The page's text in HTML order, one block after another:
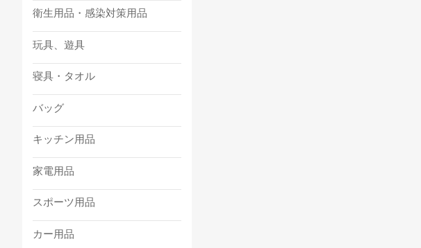
衛生用品・感染対策用品
玩具、遊具
寝具・タオル
バッグ
キッチン用品
家電用品
スポーツ用品
カー用品